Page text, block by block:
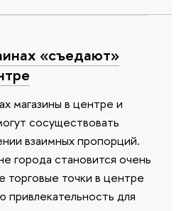
«съедают»
магазины в центре и
сосуществовать
взаимных пропорций.
города становится очень
торговые точки в центре
привлекательность для